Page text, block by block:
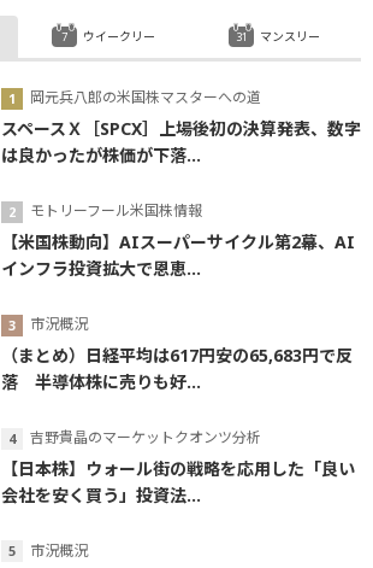
岡元兵八郎の米国株マスターへの道
スペースＸ［SPCX］上場後初の決算発表、数字
は良かったが株価が下落...
モトリーフール米国株情報
【米国株動向】AIスーパーサイクル第2幕、AI
インフラ投資拡大で恩恵...
市況概況
（まとめ）日経平均は617円安の65,683円で反
落 半導体株に売りも好...
吉野貴晶のマーケットクオンツ分析
【日本株】ウォール街の戦略を応用した「良い
会社を安く買う」投資法...
市況概況
ウイークリー マンスリー